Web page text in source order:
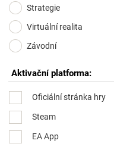
Strategie
Virtuální realita
Závodní
Aktivační platforma:
Oficiální stránka hry
Steam
EA App